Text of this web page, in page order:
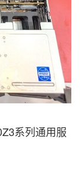
系列通用服